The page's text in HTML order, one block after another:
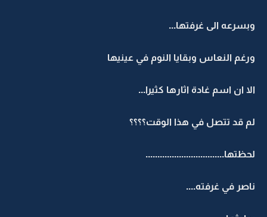
وبسرعه الى غرفتها...
ورغم النعاس وبقايا النوم في عينيها
الا ان اسم غادة اثارها كثيرا...
لم قد تتصل في هذا الوقت؟؟؟؟
لحظتها.................................
ناصر في غرفته....